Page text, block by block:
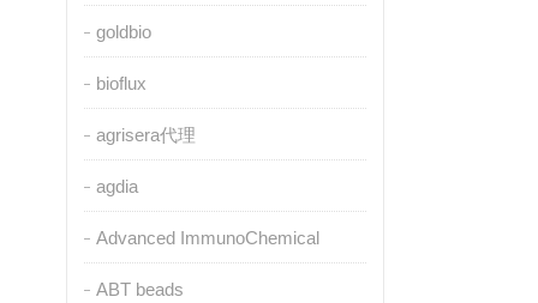
goldbio
bioflux
agrisera代理
agdia
Advanced ImmunoChemical
ABT beads